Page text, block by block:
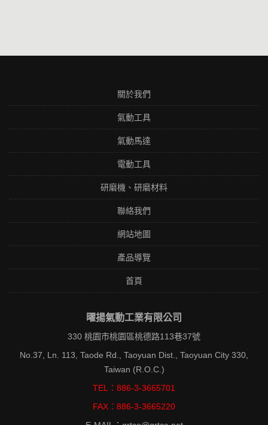
關於我們
氣動工具
氣動馬達
電動工具
研磨機、研磨材料
聯絡我們
網站地圖
產品導覽
首頁
曜揚氣動工業有限公司
330 桃園市桃園區桃德路113巷37號
No.37, Ln. 113, Taode Rd., Taoyuan Dist., Taoyuan City 330,
Taiwan (R.O.C.)
TEL：886-3-3665701
FAX：886-3-3665220